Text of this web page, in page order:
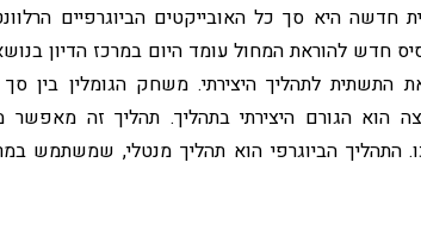
חדשה היא סך כל האובייקטים הביוגרפיים
חדש להוראת המחול עומד היום במרכז הדיון
את התשתית לתהליך היצירתי. משחק הגומלין בין
הוא הגורם היצירתי בתהליך. תהליך זה מאפשר
התהליך הביוגרפי הוא תהליך מנטלי, שמשתמש